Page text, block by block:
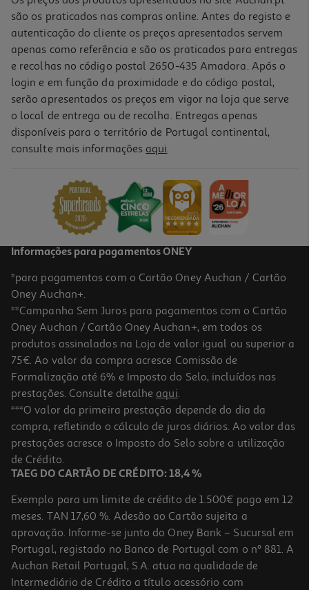
-10%
Livro Fantoche Falador Modelos Sortidos
PVP de editor
10,89 €
-10%
Livro Não Acordes O Dragão!
11.97 €/un
13,30 € PVP de editor
11,97 €
-10%
são os praticados nas compras online. Antes do registo e
autenticação do cliente os preços apresentados servem
apenas como referência e são os praticados para entregas
e recolhas no código postal 2650-435 Amadora. Após o
login e em função da proximidade e do código postal,
serão apresentados os preços em vigor na loja que serve
o local de entrega ou de recolha. Entregas apenas
disponíveis para o território de Portugal continental,
consulte mais informações aqui.
Informações para pagamentos ONEY
*para pagamentos com o Cartão Oney Auchan / Cartão
Oney Auchan+.
**Campanha Sem Juros para pagamentos com o Cartão
Oney Auchan / Cartão Oney Auchan+, em todos os
produtos assinalados na Loja de valor igual ou superior a
75€. Ao valor da compra acresce Comissão de
Formalização até 6% e Imposto do Selo, incluídos nas
prestações. Consulte detalhe aqui.
***O valor da primeira prestação depende do dia da
compra, refletindo o cálculo de juros diários. Ao valor das
prestações acresce o Imposto do Selo sobre a utilização
de Crédito.
TAEG DO CARTÃO DE CRÉDITO: 18,4 %
Exemplo para um limite de crédito de 1.500€ pago em 12
meses. TAN 17,60 %. Adesão ao Cartão sujeita a
aprovação. Informe-se junto do Oney Bank – Sucursal em
Portugal, registado no Banco de Portugal com o nº 881. A
Auchan Retail Portugal, S.A. atua na qualidade de
Intermediário de Crédito a título acessório com